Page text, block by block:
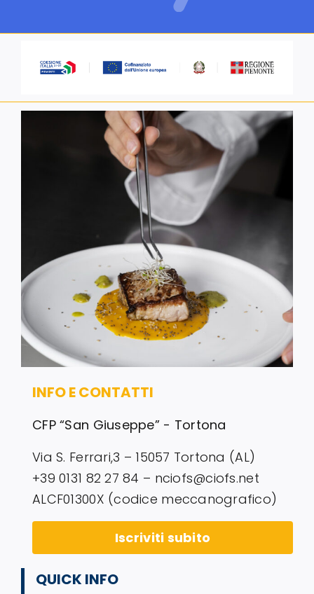
Richiedi informazioni
INFO E CONTATTI
CFP “San Giuseppe” - Tortona
Via S. Ferrari,3 – 15057 Tortona (AL)
+39 0131 82 27 84 – nciofs@ciofs.net
ALCF01300X (codice meccanografico)
Iscriviti subito
QUICK INFO